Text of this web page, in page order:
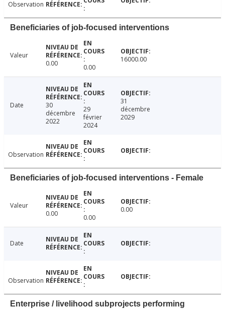
Observation
Beneficiaries of job-focused interventions
Valeur
0.00
0.00
16000.00
Date
30
décembre
2022
29
février
2024
31
décembre
2029
Observation
Beneficiaries of job-focused interventions - Female
Valeur
0.00
0.00
0.00
Date
Observation
Enterprise / livelihood subprojects performing